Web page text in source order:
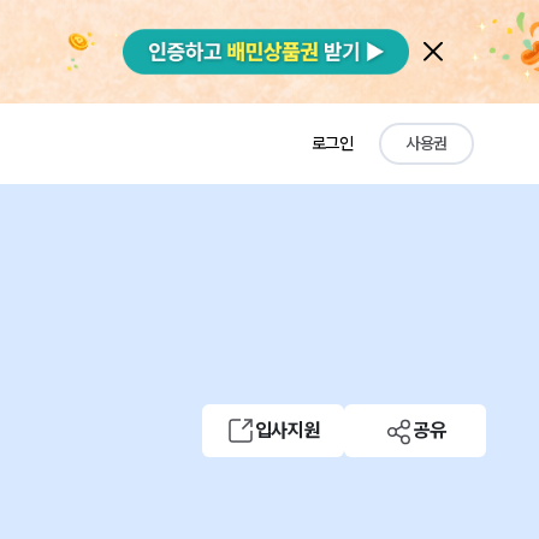
로그인 사용권
입사지원 공유